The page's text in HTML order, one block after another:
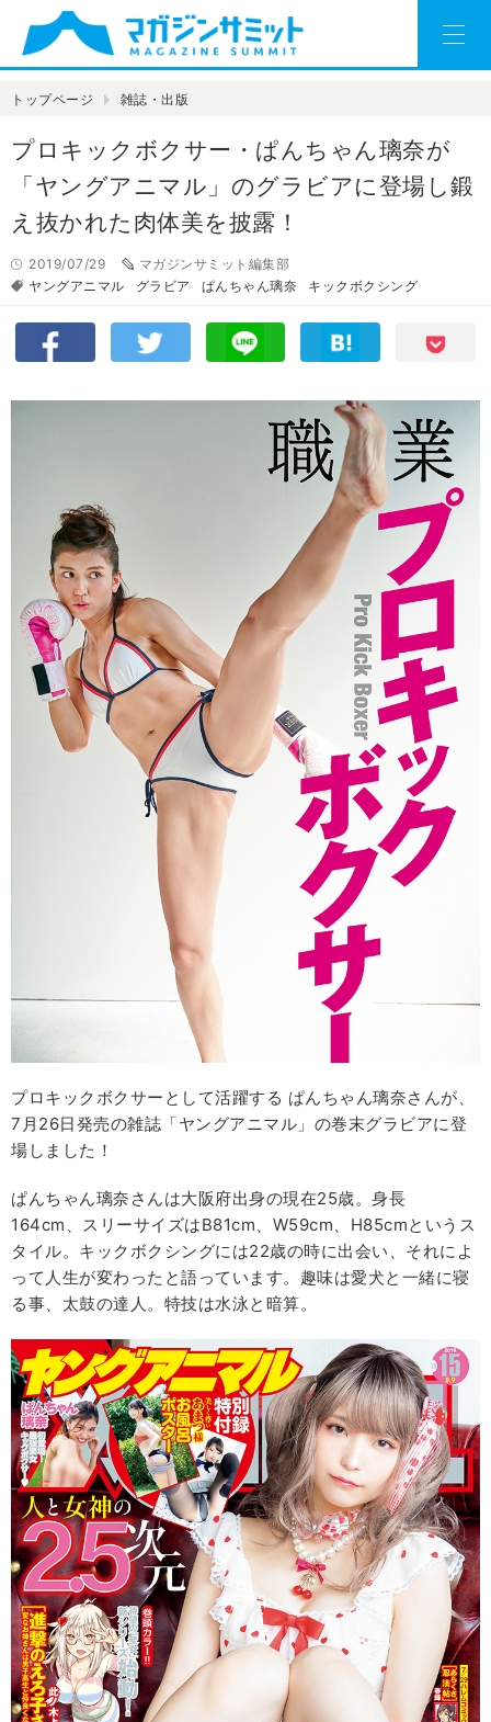
トップページ 雑誌・出版
プロキックボクサー・ぱんちゃん璃奈が
「ヤングアニマル」のグラビアに登場し鍛
え抜かれた肉体美を披露！
2019/07/29
マガジンサミット編集部
ヤングアニマル
グラビア ぱんちゃん璃奈 キックボクシング
プロキックボクサーとして活躍する ぱんちゃん璃奈さんが、
7月26日発売の雑誌「ヤングアニマル」の巻末グラビアに登
場しました！
ぱんちゃん璃奈さんは大阪府出身の現在25歳。身長
164cm、スリーサイズはB81cm、W59cm、H85cmというス
タイル。キックボクシングには22歳の時に出会い、それによ
って人生が変わったと語っています。趣味は愛犬と一緒に寝
る事、太鼓の達人。特技は水泳と暗算。